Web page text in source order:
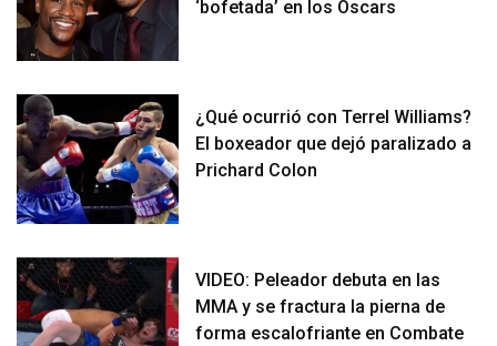
‘bofetada’ en los Oscars
¿Qué ocurrió con Terrel Williams?
El boxeador que dejó paralizado a
Prichard Colon
VIDEO: Peleador debuta en las
MMA y se fractura la pierna de
forma escalofriante en Combate